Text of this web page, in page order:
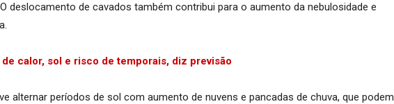
deslocamento de cavados também contribui para o aumento da nebulosidade e
de calor, sol e risco de temporais, diz previsão
alternar períodos de sol com aumento de nuvens e pancadas de chuva, que podem